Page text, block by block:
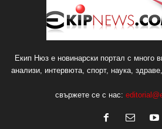
Екип Нюз е новинарски портал с много
анализи, интервюта, спорт, наука,
свържете се с нас: